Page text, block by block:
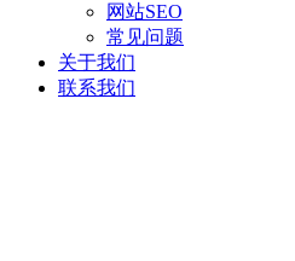
网站SEO
常见问题
关于我们
联系我们